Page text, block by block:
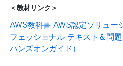
＜教材リンク＞
AWS教科書 AWS認定ソリュー
フェッショナル テキスト＆問
ハンズオンガイド）